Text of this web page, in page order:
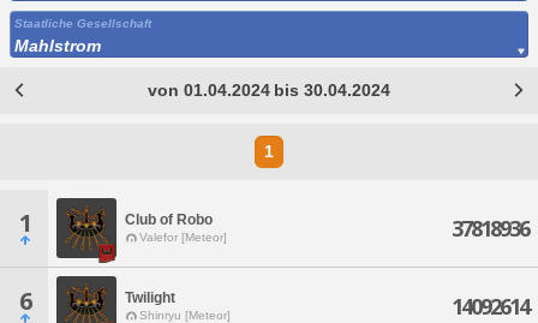
Staatliche Gesellschaft
Mahlstrom
von 01.04.2024 bis 30.04.2024
1
1 Club of Robo
Valefor [Meteor] 37818936
6 Twilight
Shinryu [Meteor] 14092614